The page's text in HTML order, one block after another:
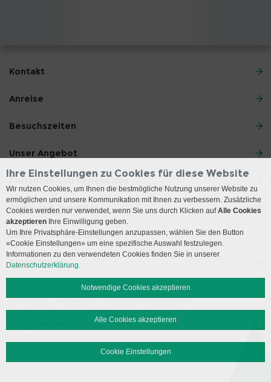
Kontakt
Anreise
Besuchszeiten
Unser Angebot
Patienten und Angehörige
Ärzte und Zuweiser
Lehre und Forschung
Social Media
Impressum Disclaimer Datenschutz Sitemap
Ihre Einstellungen zu Cookies für diese Website
Wir nutzen Cookies, um Ihnen die bestmögliche Nutzung unserer Website zu
ermöglichen und unsere Kommunikation mit Ihnen zu verbessern. Zusätzliche
Cookies werden nur verwendet, wenn Sie uns durch Klicken aufAlle Cookies
akzeptieren Ihre Einwilligung geben.
Um Ihre Privatsphäre-Einstellungen anzupassen, wählen Sie den Button
«Cookie Einstellungen» um eine spezifische Auswahl festzulegen.
Informationen zu den verwendeten Cookies finden Sie in unserer
Datenschutzerklärung.
Notwendige Cookies akzeptieren
Alle Cookies akzeptieren
Cookie Einstellungen